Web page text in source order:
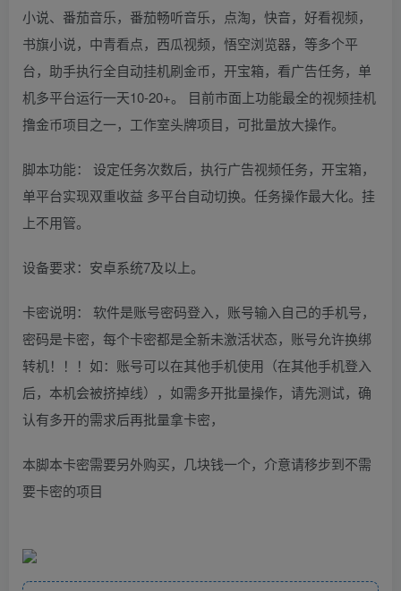
小说、番茄音乐，番茄畅听音乐，点淘，快音，好看视频，
书旗小说，中青看点，西瓜视频，悟空浏览器，等多个平
台，助手执行全自动挂机刷金币，开宝箱，看广告任务，单
机多平台运行一天10-20+。 目前市面上功能最全的视频挂机
撸金币项目之一，工作室头牌项目，可批量放大操作。
脚本功能： 设定任务次数后，执行广告视频任务，开宝箱，
单平台实现双重收益 多平台自动切换。任务操作最大化。挂
上不用管。
设备要求：安卓系统7及以上。
卡密说明： 软件是账号密码登入，账号输入自己的手机号，
密码是卡密，每个卡密都是全新未激活状态，账号允许换绑
转机！！！如：账号可以在其他手机使用（在其他手机登入
后，本机会被挤掉线），如需多开批量操作，请先测试，确
认有多开的需求后再批量拿卡密，
本脚本卡密需要另外购买，几块钱一个，介意请移步到不需
要卡密的项目